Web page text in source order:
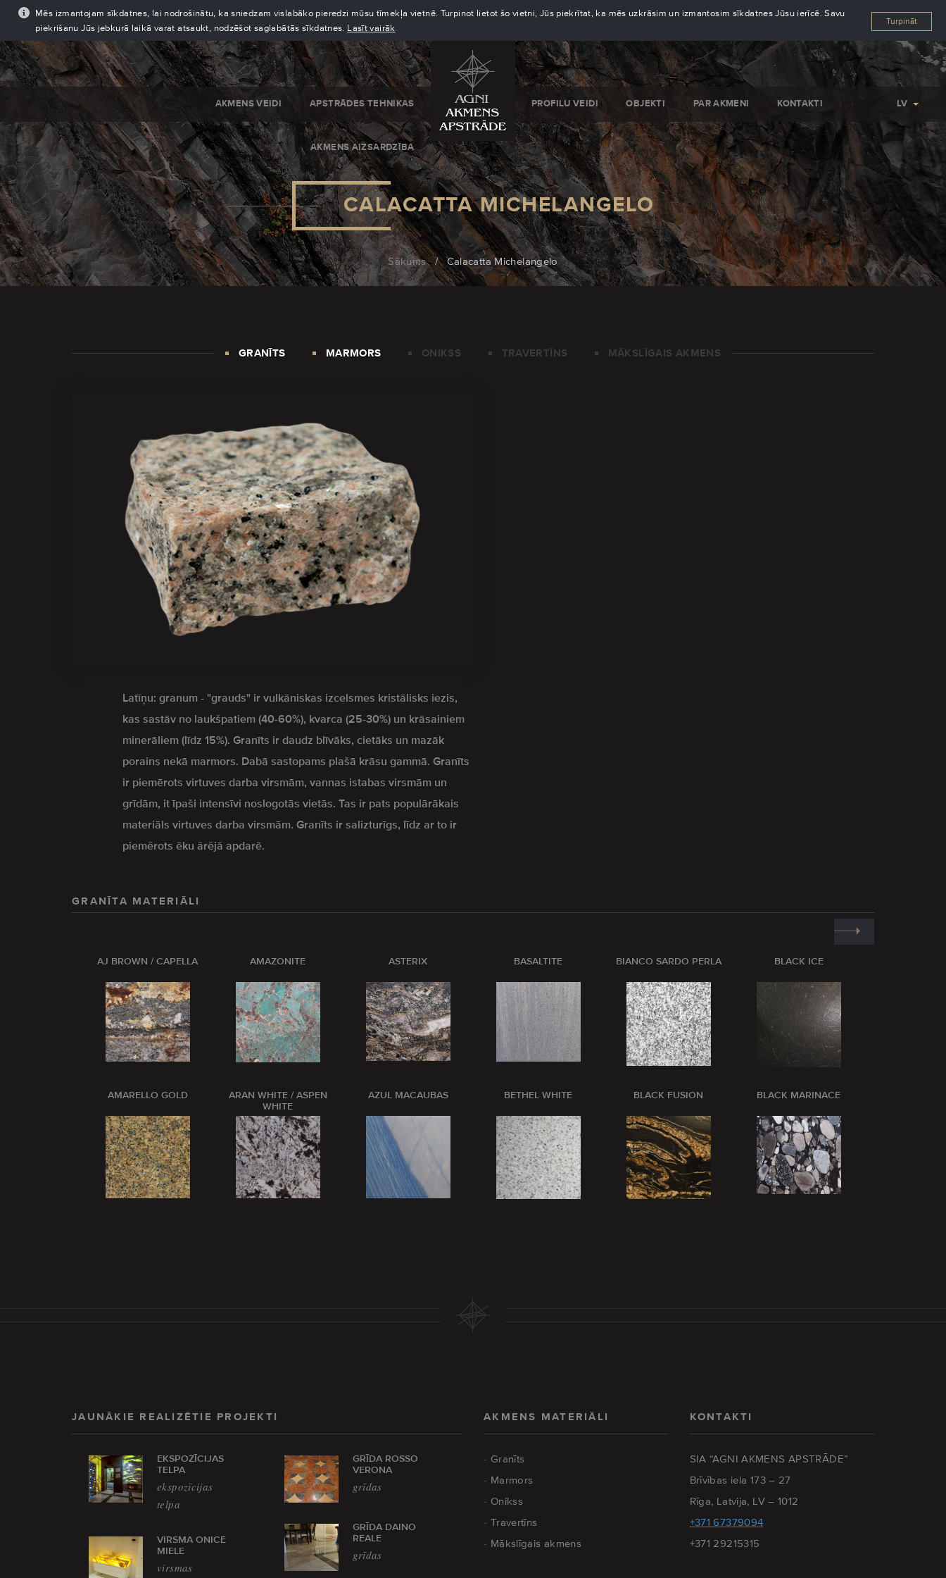
Mēs izmantojam sīkdatnes, lai nodrošinātu, ka sniedzam vislabāko pieredzi mūsu tīmekļa vietnē. Turpinot lietot šo vietni, Jūs piekrītat, ka mēs uzkrāsim un izmantosim sīkdatnes Jūsu ierīcē. Savu
piekrišanu Jūs jebkurā laikā varat atsaukt, nodzēšot saglabātās sīkdatnes. Lasīt vairāk
Turpināt
AKMENS VEIDI APSTRĀDES TEHNIKAS
AKMENS AIZSARDZĪBA
PROFILU VEIDI OBJEKTI PAR AKMENI KONTAKTI LV
CALACATTA MICHELANGELO
Sākums / Calacatta Michelangelo
GRANĪTS MARMORS ONIKSS TRAVERTĪNS MĀKSLĪGAIS AKMENS
Latīņu: granum - "grauds" ir vulkāniskas izcelsmes kristālisks iezis,
kas sastāv no laukšpatiem (40-60%), kvarca (25-30%) un krāsainiem
minerāliem (līdz 15%). Granīts ir daudz blīvāks, cietāks un mazāk
porains nekā marmors. Dabā sastopams plašā krāsu gammā. Granīts
ir piemērots virtuves darba virsmām, vannas istabas virsmām un
grīdām, it īpaši intensīvi noslogotās vietās. Tas ir pats populārākais
materiāls virtuves darba virsmām. Granīts ir salizturīgs, līdz ar to ir
piemērots ēku ārējā apdarē.
GRANĪTA MATERIĀLI
AJ BROWN / CAPELLA
AMARELLO GOLD
AMAZONITE
ARAN WHITE / ASPEN
WHITE
ASTERIX
AZUL MACAUBAS
BASALTITE
BETHEL WHITE
BIANCO SARDO PERLA
BLACK FUSION
BLACK ICE
BLACK MARINACE
JAUNĀKIE REALIZĒTIE PROJEKTI
EKSPOZĪCIJAS
TELPA
ekspozīcijas
telpa
VIRSMA ONICE
MIELE
virsmas
GRĪDA ROSSO
VERONA
grīdas
GRĪDA DAINO
REALE
grīdas
AKMENS MATERIĀLI
Granīts
Marmors
Onikss
Travertīns
Mākslīgais akmens
KONTAKTI
SIA “AGNI AKMENS APSTRĀDE”
Brīvības iela 173 – 27
Rīga, Latvija, LV – 1012
+371 67379094
+371 29215315